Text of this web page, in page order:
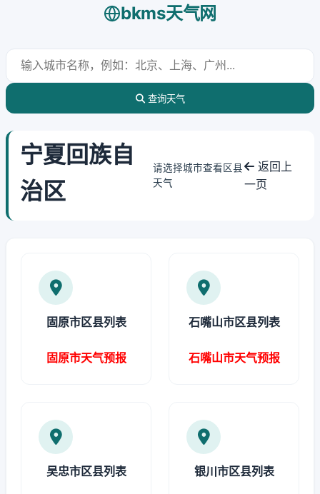
bkms天气网
查询天气
宁夏回族自
治区
请选择城市查看区县
天气
返回上
一页
固原市区县列表
固原市天气预报
石嘴山市区县列表
石嘴山市天气预报
吴忠市区县列表 银川市区县列表